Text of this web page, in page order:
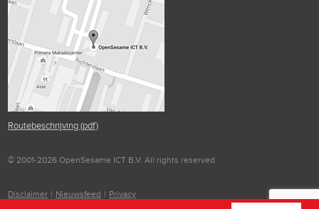
Routebeschrijving (pdf)
© 2001-2026 OpenSesame ICT B.V. All rights reserved
Disclaimer | Nieuwsfeed | Privacy